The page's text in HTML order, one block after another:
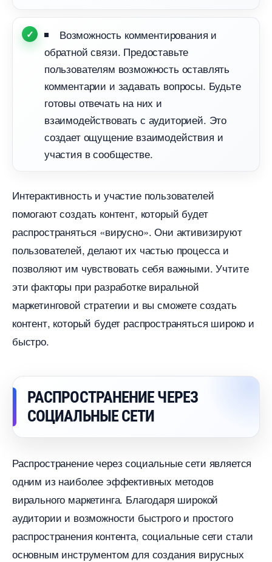
озможность комментирования и
обратной связи. Предоставьте
пользователям возможность оставлять
комментарии и задавать вопросы. Будьте
отовы отвечать на них и
заимодействовать с аудиторией. Это
создает ощущение взаимодействия и
участия в сообществе.
Интерактивность и участие пользователей
помогают создать контент, который будет
распространяться «вирусно». Они активизируют
пользователей, делают их частью процесса и
позволяют им чувствовать себя важными. Учтите
эти факторы при разработке виральной
маркетинговой стратегии и вы сможете создать
контент, который будет распространяться широко и
ыстро.
РАСПРОСТРАНЕНИЕ ЧЕРЕЗ
СОЦИАЛЬНЫЕ СЕТИ
Распространение через социальные сети является
одним из наиболее эффективных методо
ирального маркетинга. Благодаря широкой
аудитории и возможности быстрого и простого
распространения контента, социальные сети стали
основным инструментом для создания вирусных